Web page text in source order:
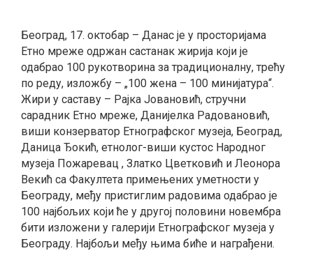
Београд, 17. октобар – Данас је у просторијама
Етно мреже одржан састанак жирија који је
одабрао 100 рукотворина за традиционалну, трећу
по реду, изложбу – „100 жена – 100 минијатура“.
Жири у саставу – Рајка Јовановић, стручни
сарадник Етно мреже, Данијелка Радовановић,
виши конзерватор Етнографског музеја, Београд,
Даница Ђокић, етнолог-виши кустос Народног
музеја Пожаревац , Златко Цветковић и Леонора
Векић са Факултета примењених уметности у
Београду, међу пристиглим радовима одабрао је
100 најбољих који ће у другој половини новембра
бити изложени у галерији Етнографског музеја у
Београду. Најбољи међу њима биће и награђени.